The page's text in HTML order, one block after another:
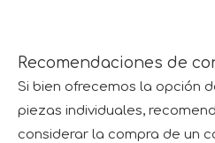
Recomendaciones de
Si bien ofrecemos la opción
piezas individuales,
considerar la compra de un